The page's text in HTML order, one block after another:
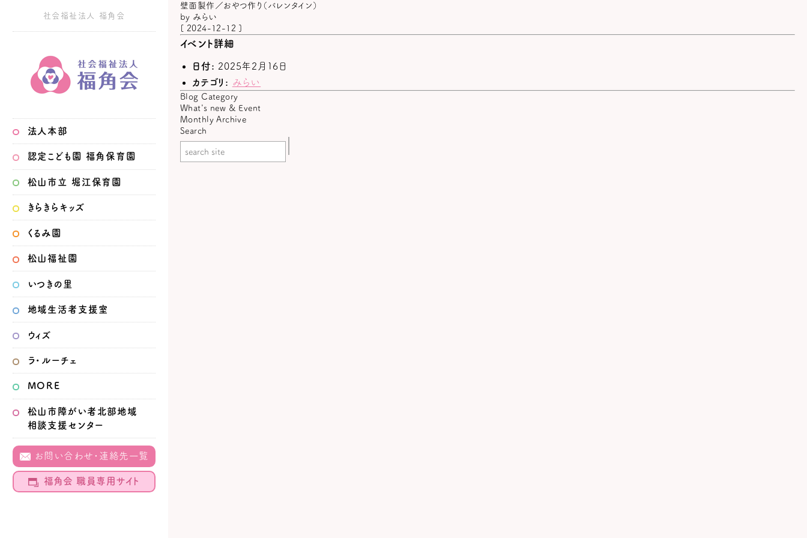
社会福祉法人 福角会
法人本部
認定こども園 福角保育園
松山市立 堀江保育園
きらきらキッズ
くるみ園
松山福祉園
いつきの里
地域生活者 支援室
ウィズ
ラ・ルーチェ
MORE
松山市障がい者北部地域
相談支援センター
お問い合わせ・連絡先一覧
福角会 職員専用サイト
壁面製作／おやつ作り（バレンタイン）
by みらい
[ 2024-12-12 ]
イベント詳細
日付: 2025年2月16日
カテゴリ: みらい
Blog Category
What's new & Event
Monthly Archive
Search